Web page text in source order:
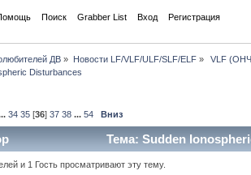
Поиск Grabber List Вход Регистрация
ДВ » Новости LF/VLF/ULF/SLF/ELF»
VLF (ОНЧ
Disturbances
34 35 [36]37 38 ...54 Вниз
Тема: Sudden
и 1 Гость просматривают эту тему.